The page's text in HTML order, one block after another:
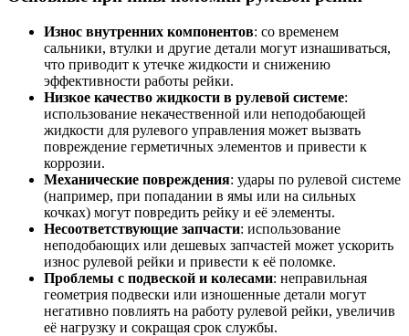
Износ внутренних компонентов: со временем
сальники, втулки и другие детали могут изнашиваться,
что приводит к утечке жидкости и снижению
эффективности работы рейки.
Низкое качество жидкости в рулевой системе:
использование некачественной или неподобающей
жидкости для рулевого управления может вызвать
повреждение герметичных элементов и привести к
коррозии.
Механические повреждения: удары по рулевой системе
(например, при попадании в ямы или на сильных
кочках) могут повредить рейку и её элементы.
Несоответствующие запчасти: использование
неподобающих или дешевых запчастей может ускорить
износ рулевой рейки и привести к её поломке.
Проблемы с подвеской и колесами: неправильная
геометрия подвески или изношенные детали могут
негативно повлиять на работу рулевой рейки, увеличив
её нагрузку и сокращая срок службы.